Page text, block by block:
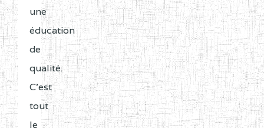
une
éducation
de
qualité.
C'est
tout
le